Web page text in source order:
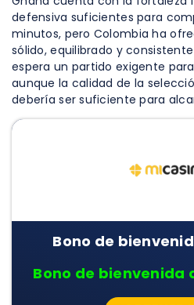
defensiva suficientes para
minutos, pero Colombia ha
sólido, equilibrado y
espera un partido exigente
aunque la calidad de la
debería ser suficiente para
Bono de
Bono de bienvenida